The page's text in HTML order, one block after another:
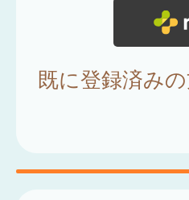
既に登録済み